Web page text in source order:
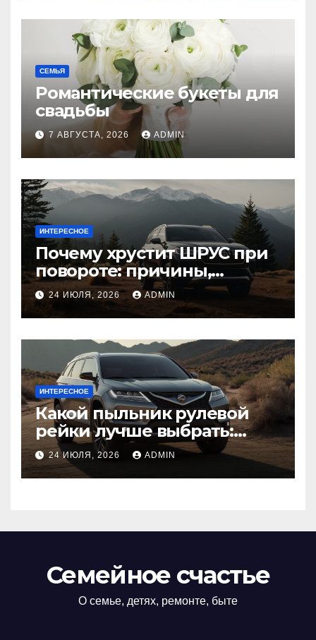
СЕМЬЯ
Романтические букеты для
свадьбы
7 АВГУСТА, 2026 ADMIN
ИНТЕРЕСНОЕ
Почему хрустит ШРУС при
повороте: причины,
диагностика
24 ИЮЛЯ, 2026 ADMIN
ИНТЕРЕСНОЕ
Какой пыльник рулевой
рейки лучше выбрать:
оригинальный или аналог,
резина или полиуретан
24 ИЮЛЯ, 2026 ADMIN
Семейное счастье
О семье, детях, ремонте, быте